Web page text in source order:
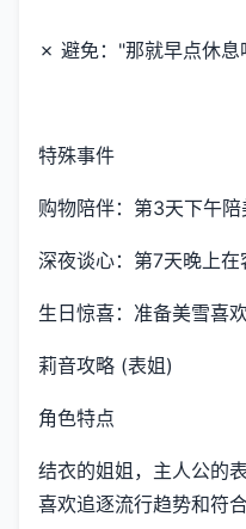
✗ 避免："那就早点休息
特殊事件
购物陪伴：第3天下午
深夜谈心：第7天晚上
生日惊喜：准备美雪喜
莉音攻略 (表姐)
角色特点
结衣的姐姐，主人公的
喜欢追逐流行趋势和符